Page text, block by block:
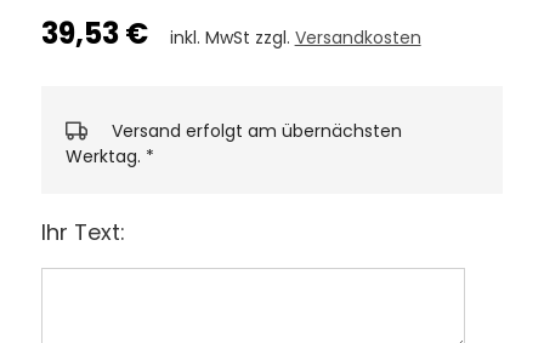
39,53 € inkl. MwSt zzgl. Versandkosten
Versand erfolgt am übernächsten
Werktag. *
Ihr Text: